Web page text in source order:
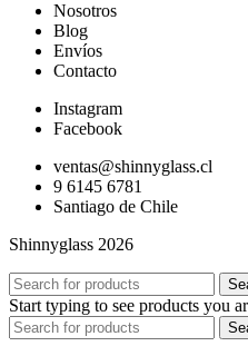
Nosotros
Blog
Envíos
Contacto
Instagram
Facebook
ventas@shinnyglass.cl
9 6145 6781
Santiago de Chile
Shinnyglass 2026
Start typing to see products you